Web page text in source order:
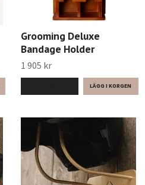
Grooming Deluxe
Bandage Holder
1 905 kr